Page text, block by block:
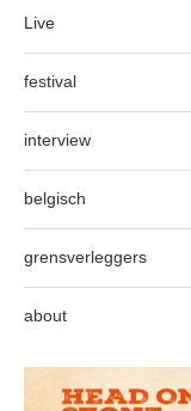
Live
festival
interview
belgisch
grensverleggers
about